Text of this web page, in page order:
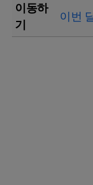
이동하
기
이번